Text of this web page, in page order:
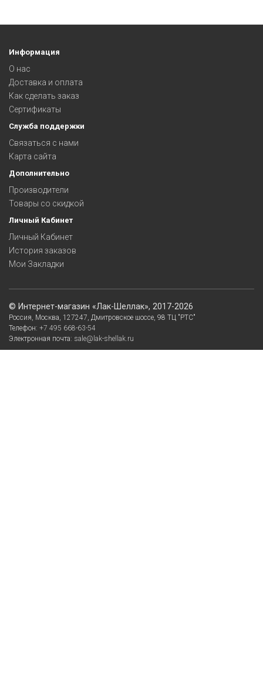
Информация
О нас
Доставка и оплата
Как сделать заказ
Сертификаты
Служба поддержки
Связаться с нами
Карта сайта
Дополнительно
Производители
Товары со скидкой
Личный Кабинет
Личный Кабинет
История заказов
Мои Закладки
© Интернет-магазин «Лак-Шеллак», 2017-2026
Россия, Москва, 127247, Дмитровское шоссе, 98 ТЦ "РТС"
Телефон: +7 495 668-63-54
Электронная почта: sale@lak-shellak.ru